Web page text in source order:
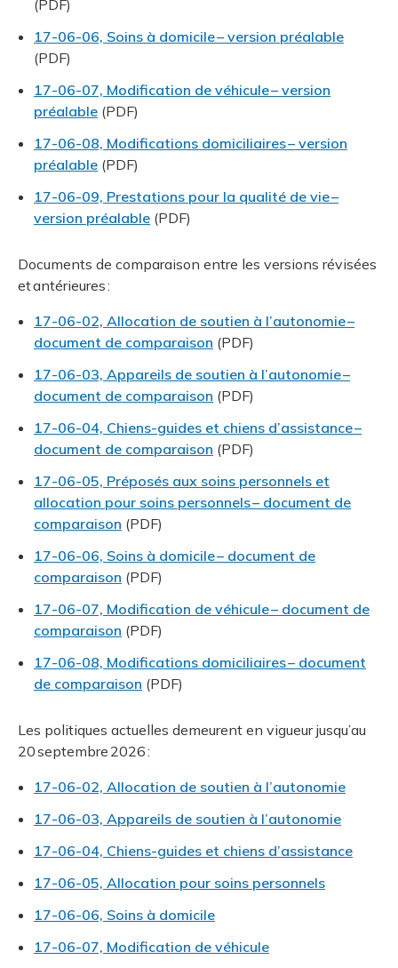
(PDF)
17-06-06, Soins à domicile – version préalable
(PDF)
17-06-07, Modification de véhicule – version
préalable (PDF)
17-06-08, Modifications domiciliaires – version
préalable (PDF)
17-06-09, Prestations pour la qualité de vie –
version préalable (PDF)
Documents de comparaison entre les versions révisées
et antérieures :
17-06-02, Allocation de soutien à l’autonomie –
document de comparaison (PDF)
17-06-03, Appareils de soutien à l’autonomie –
document de comparaison (PDF)
17-06-04, Chiens-guides et chiens d’assistance –
document de comparaison (PDF)
17-06-05, Préposés aux soins personnels et
allocation pour soins personnels – document de
comparaison (PDF)
17-06-06, Soins à domicile – document de
comparaison (PDF)
17-06-07, Modification de véhicule – document de
comparaison (PDF)
17-06-08, Modifications domiciliaires – document
de comparaison (PDF)
Les politiques actuelles demeurent en vigueur jusqu’au
20 septembre 2026 :
17-06-02, Allocation de soutien à l’autonomie
17-06-03, Appareils de soutien à l’autonomie
17-06-04, Chiens-guides et chiens d’assistance
17-06-05, Allocation pour soins personnels
17-06-06, Soins à domicile
17-06-07, Modification de véhicule